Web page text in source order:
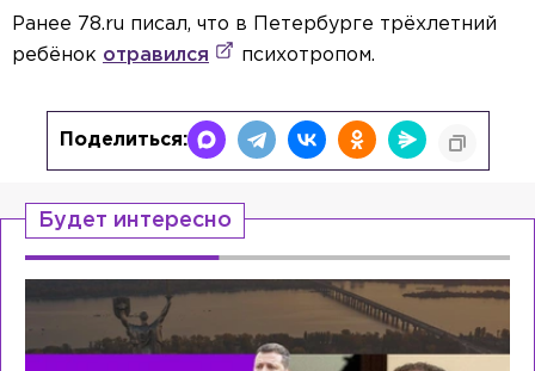
Ранее 78.ru писал, что в Петербурге трёхлетний
ребёнок отравился психотропом.
Поделиться:
Будет интересно